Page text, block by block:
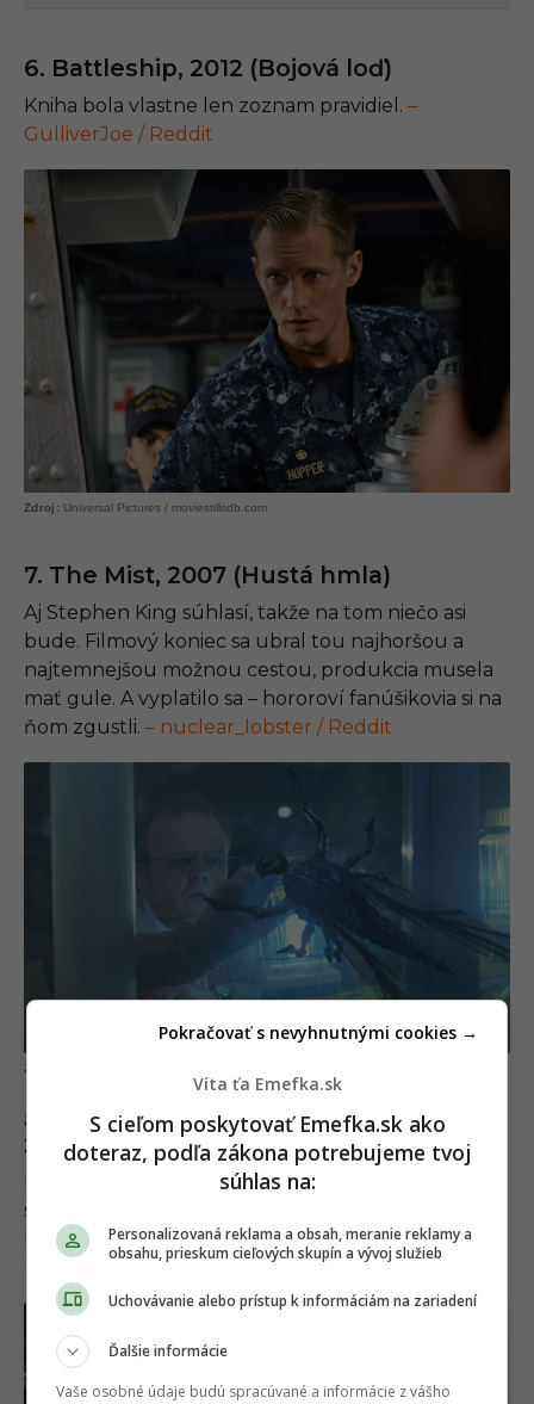
6. Battleship, 2012 (Bojová loď)
Kniha bola vlastne len zoznam pravidiel. –
GulliverJoe / Reddit
Universal Pictures / moviestillsdb.com
7. The Mist, 2007 (Hustá hmla)
Aj Stephen King súhlasí, takže na tom niečo asi
bude. Filmový koniec sa ubral tou najhoršou a
najtemnejšou možnou cestou, produkcia musela
mať gule. A vyplatilo sa – hororoví fanúšikovia si na
ňom zgustli. – nuclear_lobster / Reddit
8. Schindler’s List, 1993 (Schindlerov
zoznam)
Kniha bola prakticky nečitateľná. Uznávam, že nie
som žiaden elitný čitateľ, ale naozaj niekoho baví
brodiť sa dlhočizným zoznamom mien?!–
Bucktown_Riot / Reddit
Víta ťa Emefka.sk
S cieľom poskytovať Emefka.sk ako
doteraz, podľa zákona potrebujeme tvoj
súhlas na:
Personalizovaná reklama a obsah, meranie reklamy a
obsahu, prieskum cieľových skupín a vývoj služieb
Uchovávanie alebo prístup k informáciám na zariadení
Ďalšie informácie
Vaše osobné údaje budú spracúvané a informácie z vášho
Pokračovať s nevyhnutnými cookies →